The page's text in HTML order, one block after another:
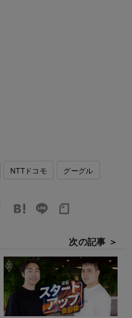
NTTドコモ グーグル
次の記事 ＞